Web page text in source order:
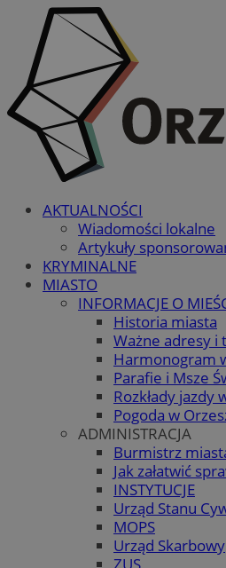
AKTUALNOŚCI
Wiadomości lokalne
Artykuły
KRYMINALNE
MIASTO
INFORMACJE O
Historia miasta
Ważne adresy i
Harmonogram
Parafie i Msze
Rozkłady jazdy
Pogoda w
ADMINISTRACJA
Burmistrz
Jak załatwić
INSTYTUCJE
Urząd Stanu
MOPS
Urząd Skarbowy